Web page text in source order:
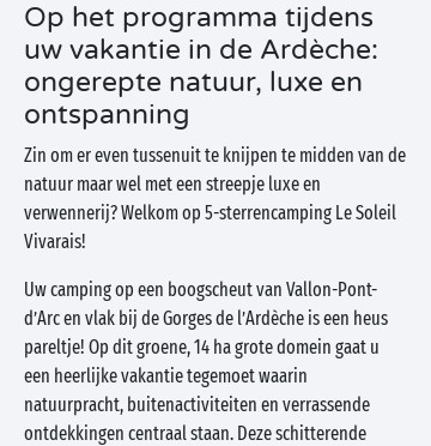
Op het programma tijdens
uw vakantie in de Ardèche:
ongerepte natuur, luxe en
ontspanning
Zin om er even tussenuit te knijpen te midden van de
natuur maar wel met een streepje luxe en
verwennerij? Welkom op 5-sterrencamping Le Soleil
Vivarais!
Uw camping op een boogscheut van Vallon-Pont-
d’Arc en vlak bij de Gorges de l’Ardèche is een heus
pareltje! Op dit groene, 14 ha grote domein gaat u
een heerlijke vakantie tegemoet waarin
natuurpracht, buitenactiviteiten en verrassende
ontdekkingen centraal staan. Deze schitterende